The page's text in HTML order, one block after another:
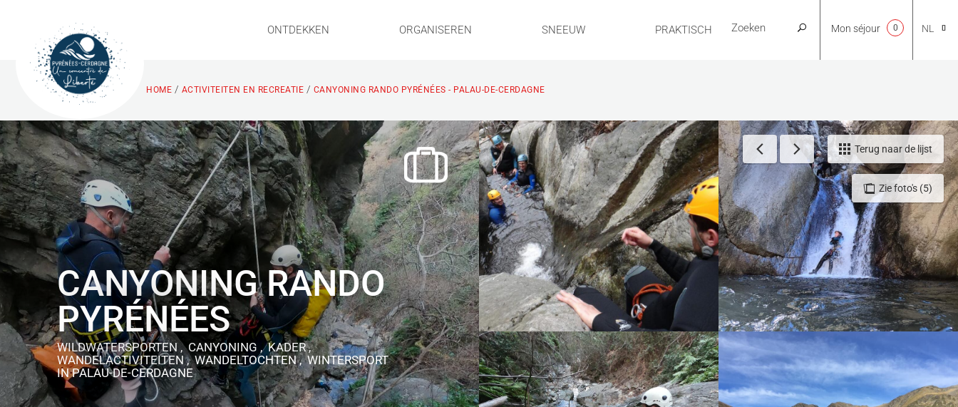
ONTDEKKEN ORGANISEREN SNEEUW PRAKTISCH NL
EN
FR
ES
Mon séjour 0
HOME / ACTIVITEITEN EN RECREATIE / CANYONING RANDO PYRÉNÉES - PALAU-DE-CERDAGNE
Zie foto's (5)
Terug naar de lijst
CANYONING RANDO
PYRÉNÉES
WILDWATERSPORTEN , CANYONING , KADER ,
WANDELACTIVITEITEN , WANDELTOCHTEN , WINTERSPORT
IN PALAU-DE-CERDAGNE